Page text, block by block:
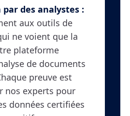
des analystes :
aux outils de
ne voient que la
plateforme
de documents
preuve est
nos experts pour
données certifiées